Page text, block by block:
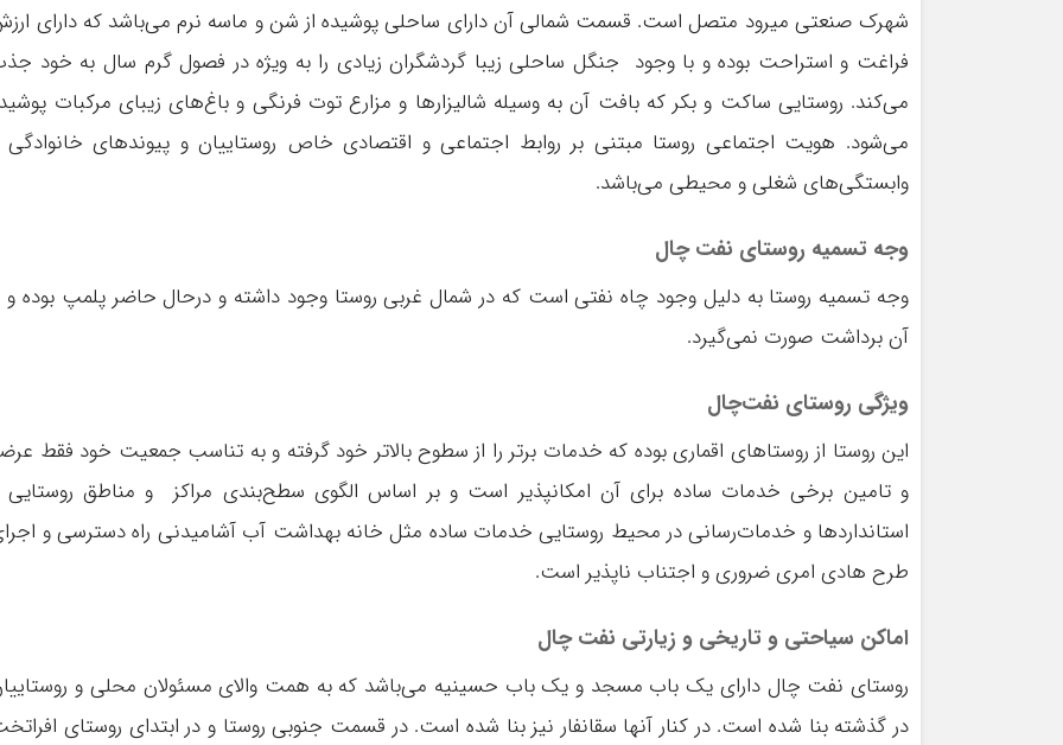
شهرک صنعتی میرود متصل است. قسمت شمالی آن دارای ساحلی پوشیده از شن و ماسه نرم می‌باشد که دارای
فراغت و استراحت بوده و با وجود جنگل ساحلی زیبا گردشگران زیادی را به ویژه در فصول گرم سال به خود
می‌کند. روستایی ساکت و بکر که بافت آن به وسیله شالیزارها و مزارع توت فرنگی و باغ‌های زیبای مرکبات
می‌شود. هویت اجتماعی روستا مبتنی بر روابط اجتماعی و اقتصادی خاص روستاییان و پیوندهای خانوادگی
وابستگی‌های شغلی و محیطی می‌باشد.
وجه تسمیه روستای نفت ‌چال
وجه تسمیه روستا به دلیل وجود چاه نفتی است که در شمال غربی روستا وجود داشته و درحال حاضر پلمپ بوده و
آن برداشت صورت نمی‌گیرد.
ویژگی روستای نفت‌چال
این روستا از روستاهای اقماری بوده که خدمات برتر را از سطوح بالاتر خود گرفته و به تناسب جمعیت خود فقط
و تامین برخی خدمات ساده برای آن امکانپذیر است و بر اساس الگوی سطح‌بندی مراکز و مناطق روستایی
استانداردها و خدمات‌رسانی در محیط روستایی خدمات ساده مثل خانه بهداشت آب آشامیدنی راه دسترسی و
طرح هادی امری ضروری و اجتناب ناپذیر است.
اماکن سیاحتی و تاریخی و زیارتی نفت ‌چال
روستای نفت ‌چال دارای یک باب مسجد و یک باب حسینیه می‌باشد که به همت والای مسئولان محلی و
در گذشته بنا شده است. در کنار آنها سقانفار نیز بنا شده است. در قسمت جنوبی روستا و در ابتدای روستای